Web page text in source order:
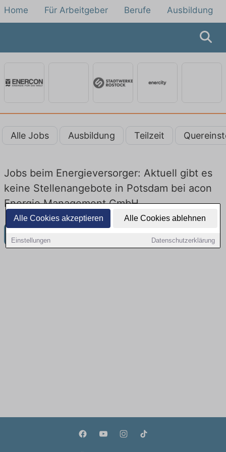
Alle Cookies akzeptieren Alle Cookies ablehnen
Einstellungen Datenschutzerklärung
Home Für Arbeitgeber Berufe Ausbildung
Alle Jobs Ausbildung Teilzeit
Jobs beim Energieversorger: Aktuell gibt es
keine Stellenangebote in Potsdam bei acon
Energie Management GmbH